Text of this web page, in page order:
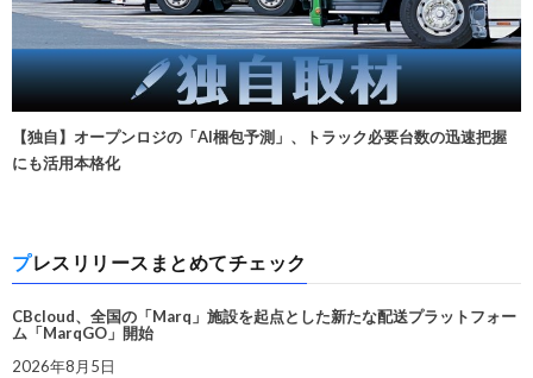
【独自】オープンロジの「AI梱包予測」、トラック必要台数の迅速把握
にも活用本格化
プレスリリースまとめてチェック
CBcloud、全国の「Marq」施設を起点とした新たな配送プラットフォー
ム「MarqGO」開始
2026年8月5日